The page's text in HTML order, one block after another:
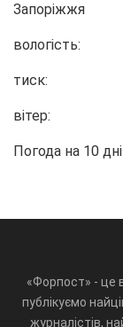
Запоріжжя
вологість:
тиск:
вітер:
Погода на 10
«Форпост» - це
публікуємо
журналістів,